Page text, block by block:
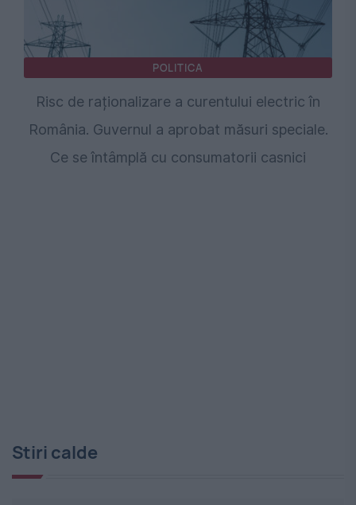
POLITICA
Risc de raționalizare a curentului electric în
România. Guvernul a aprobat măsuri speciale.
Ce se întâmplă cu consumatorii casnici
Stiri calde